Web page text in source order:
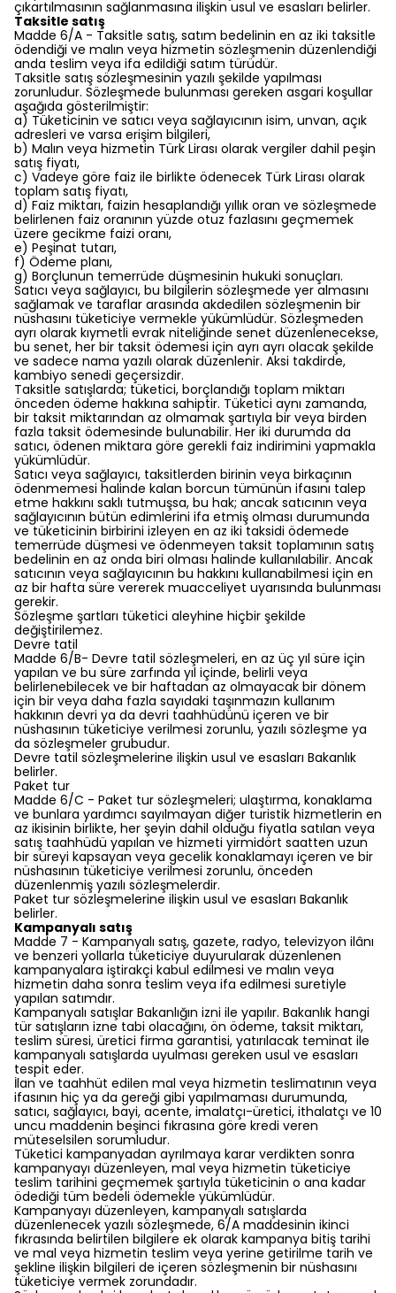
çıkartılmasının sağlanmasına ilişkin usul ve esasları belirler.
Taksitle satış
Madde 6/A - Taksitle satış, satım bedelinin en az iki taksitle
ödendiği ve malın veya hizmetin sözleşmenin düzenlendiği
anda teslim veya ifa edildiği satım türüdür.
Taksitle satış sözleşmesinin yazılı şekilde yapılması
zorunludur. Sözleşmede bulunması gereken asgari koşullar
aşağıda gösterilmiştir:
a) Tüketicinin ve satıcı veya sağlayıcının isim, unvan, açık
adresleri ve varsa erişim bilgileri,
b) Malın veya hizmetin Türk Lirası olarak vergiler dahil peşin
satış fiyatı,
c) Vadeye göre faiz ile birlikte ödenecek Türk Lirası olarak
toplam satış fiyatı,
d) Faiz miktarı, faizin hesaplandığı yıllık oran ve sözleşmede
belirlenen faiz oranının yüzde otuz fazlasını geçmemek
üzere gecikme faizi oranı,
e) Peşinat tutarı,
f) Ödeme planı,
g) Borçlunun temerrüde düşmesinin hukuki sonuçları.
Satıcı veya sağlayıcı, bu bilgilerin sözleşmede yer almasını
sağlamak ve taraflar arasında akdedilen sözleşmenin bir
nüshasını tüketiciye vermekle yükümlüdür. Sözleşmeden
ayrı olarak kıymetli evrak niteliğinde senet düzenlenecekse,
bu senet, her bir taksit ödemesi için ayrı ayrı olacak şekilde
ve sadece nama yazılı olarak düzenlenir. Aksi takdirde,
kambiyo senedi geçersizdir.
Taksitle satışlarda; tüketici, borçlandığı toplam miktarı
önceden ödeme hakkına sahiptir. Tüketici aynı zamanda,
bir taksit miktarından az olmamak şartıyla bir veya birden
fazla taksit ödemesinde bulunabilir. Her iki durumda da
satıcı, ödenen miktara göre gerekli faiz indirimini yapmakla
yükümlüdür.
Satıcı veya sağlayıcı, taksitlerden birinin veya birkaçının
ödenmemesi halinde kalan borcun tümünün ifasını talep
etme hakkını saklı tutmuşsa, bu hak; ancak satıcının veya
sağlayıcının bütün edimlerini ifa etmiş olması durumunda
ve tüketicinin birbirini izleyen en az iki taksidi ödemede
temerrüde düşmesi ve ödenmeyen taksit toplamının satış
bedelinin en az onda biri olması halinde kullanılabilir. Ancak
satıcının veya sağlayıcının bu hakkını kullanabilmesi için en
az bir hafta süre vererek muacceliyet uyarısında bulunması
gerekir.
Sözleşme şartları tüketici aleyhine hiçbir şekilde
değiştirilemez.
Devre tatil
Madde 6/B- Devre tatil sözleşmeleri, en az üç yıl süre için
yapılan ve bu süre zarfında yıl içinde, belirli veya
belirlenebilecek ve bir haftadan az olmayacak bir dönem
için bir veya daha fazla sayıdaki taşınmazın kullanım
hakkının devri ya da devri taahhüdünü içeren ve bir
nüshasının tüketiciye verilmesi zorunlu, yazılı sözleşme ya
da sözleşmeler grubudur.
Devre tatil sözleşmelerine ilişkin usul ve esasları Bakanlık
belirler.
Paket tur
Madde 6/C - Paket tur sözleşmeleri; ulaştırma, konaklama
ve bunlara yardımcı sayılmayan diğer turistik hizmetlerin en
az ikisinin birlikte, her şeyin dahil olduğu fiyatla satılan veya
satış taahhüdü yapılan ve hizmeti yirmidört saatten uzun
bir süreyi kapsayan veya gecelik konaklamayı içeren ve bir
nüshasının tüketiciye verilmesi zorunlu, önceden
düzenlenmiş yazılı sözleşmelerdir.
Paket tur sözleşmelerine ilişkin usul ve esasları Bakanlık
belirler.
Kampanyalı satış
Madde 7 - Kampanyalı satış, gazete, radyo, televizyon ilânı
ve benzeri yollarla tüketiciye duyurularak düzenlenen
kampanyalara iştirakçi kabul edilmesi ve malın veya
hizmetin daha sonra teslim veya ifa edilmesi suretiyle
yapılan satımdır.
Kampanyalı satışlar Bakanlığın izni ile yapılır. Bakanlık hangi
tür satışların izne tabi olacağını, ön ödeme, taksit miktarı,
teslim süresi, üretici firma garantisi, yatırılacak teminat ile
kampanyalı satışlarda uyulması gereken usul ve esasları
tespit eder.
İlan ve taahhüt edilen mal veya hizmetin teslimatının veya
ifasının hiç ya da gereği gibi yapılmaması durumunda,
satıcı, sağlayıcı, bayi, acente, imalatçı-üretici, ithalatçı ve 10
uncu maddenin beşinci fıkrasına göre kredi veren
müteselsilen sorumludur.
Tüketici kampanyadan ayrılmaya karar verdikten sonra
kampanyayı düzenleyen, mal veya hizmetin tüketiciye
teslim tarihini geçmemek şartıyla tüketicinin o ana kadar
ödediği tüm bedeli ödemekle yükümlüdür.
Kampanyayı düzenleyen, kampanyalı satışlarda
düzenlenecek yazılı sözleşmede, 6/A maddesinin ikinci
fıkrasında belirtilen bilgilere ek olarak kampanya bitiş tarihi
ve mal veya hizmetin teslim veya yerine getirilme tarih ve
şekline ilişkin bilgileri de içeren sözleşmenin bir nüshasını
tüketiciye vermek zorundadır.